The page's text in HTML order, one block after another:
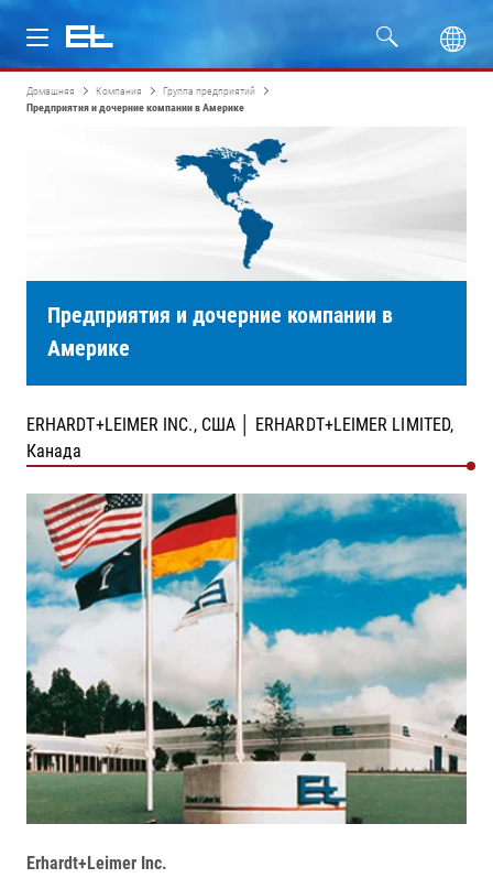
Изделия
Компания
Домашняя Компания
Группа предприятий
Предприятия и дочерние компании в Америке
Предприятия и дочерние компании в
Америке
ERHARDT+LEIMER INC., США │ ERHARDT+LEIMER LIMITED,
Канада
Erhardt+Leimer Inc.